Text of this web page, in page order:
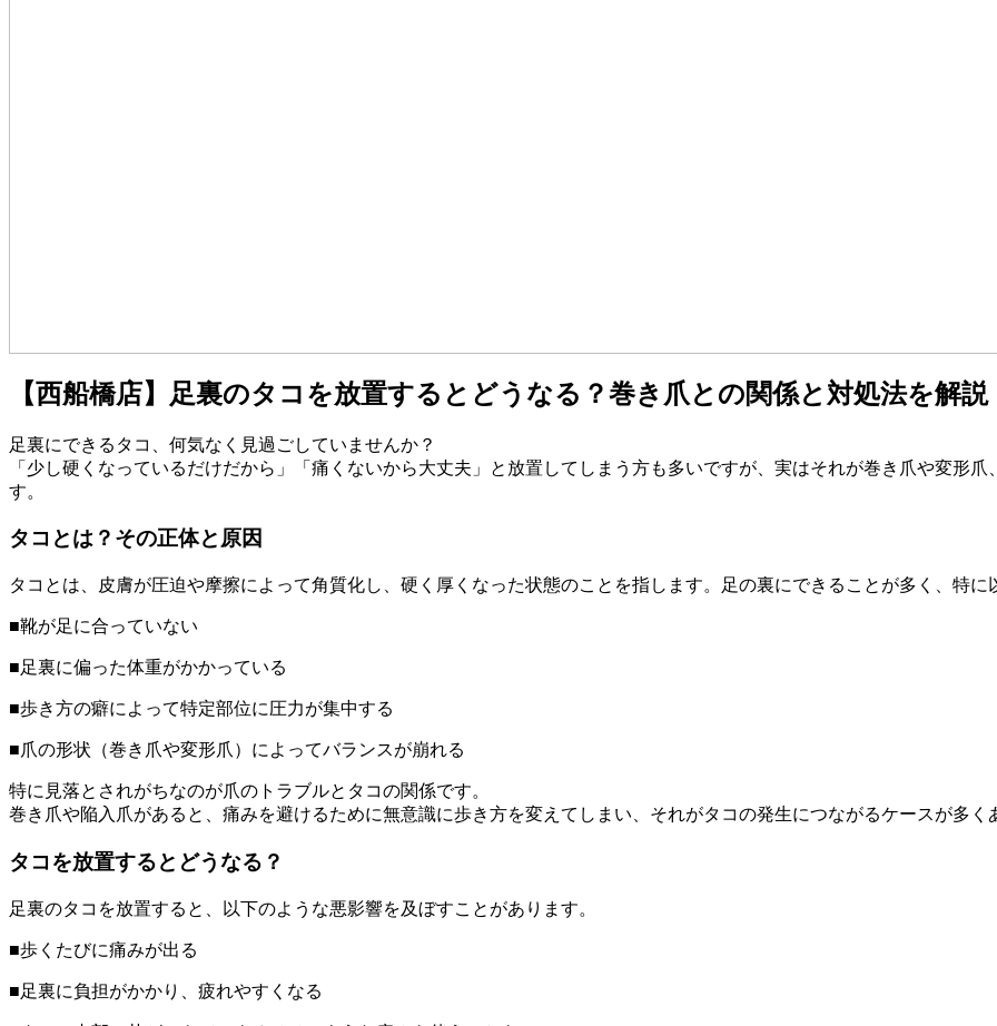
【西船橋店】足裏のタコを放置するとどうなる？巻き爪との関係と対処法を解説
足裏にできるタコ、何気なく見過ごしていませんか？
「少し硬くなっているだけだから」「痛くないから大丈夫」と放置してしまう方も多いですが、実はそれが巻き爪や変形
す。
タコとは？その正体と原因
タコとは、皮膚が圧迫や摩擦によって角質化し、硬く厚くなった状態のことを指します。足の裏にできることが多く、特
■靴が足に合っていない
■足裏に偏った体重がかかっている
■歩き方の癖によって特定部位に圧力が集中する
■爪の形状（巻き爪や変形爪）によってバランスが崩れる
特に見落とされがちなのが爪のトラブルとタコの関係です。
巻き爪や陥入爪があると、痛みを避けるために無意識に歩き方を変えてしまい、それがタコの発生につながるケースが多く
タコを放置するとどうなる？
足裏のタコを放置すると、以下のような悪影響を及ぼすことがあります。
■歩くたびに痛みが出る
■足裏に負担がかかり、疲れやすくなる